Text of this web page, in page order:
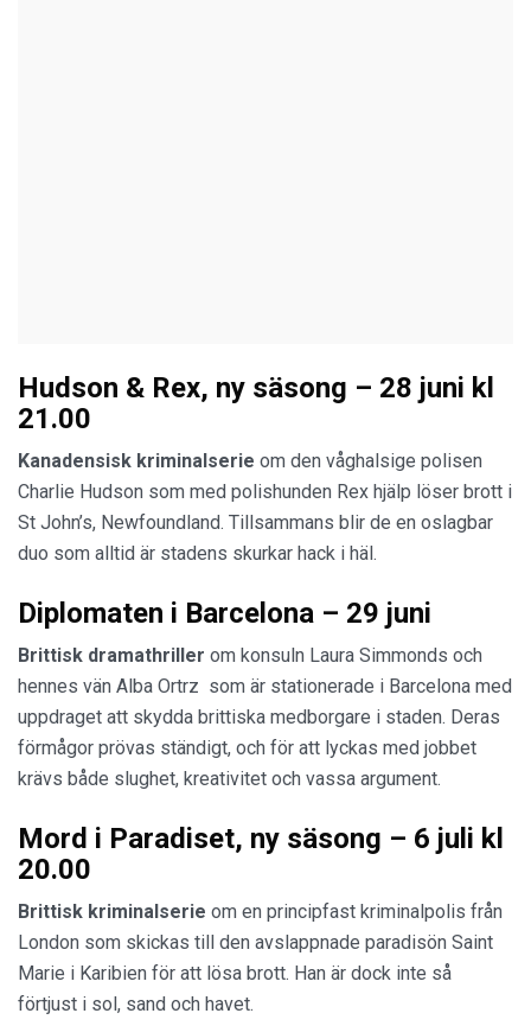
Hudson & Rex, ny säsong – 28 juni kl
21.00
Kanadensisk kriminalserie om den våghalsige polisen
Charlie Hudson som med polishunden Rex hjälp löser brott i
St John’s, Newfoundland. Tillsammans blir de en oslagbar
duo som alltid är stadens skurkar hack i häl.
Diplomaten i Barcelona – 29 juni
Brittisk dramathriller om konsuln Laura Simmonds och
hennes vän Alba Ortrz som är stationerade i Barcelona med
uppdraget att skydda brittiska medborgare i staden. Deras
förmågor prövas ständigt, och för att lyckas med jobbet
krävs både slughet, kreativitet och vassa argument.
Mord i Paradiset, ny säsong – 6 juli kl
20.00
Brittisk kriminalserie om en principfast kriminalpolis från
London som skickas till den avslappnade paradisön Saint
Marie i Karibien för att lösa brott. Han är dock inte så
förtjust i sol, sand och havet.